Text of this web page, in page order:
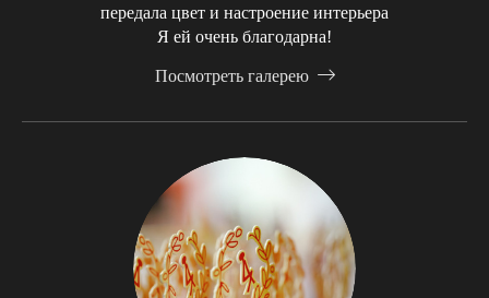
передала цвет и настроение интерьера
Я ей очень благодарна!
Посмотреть галерею